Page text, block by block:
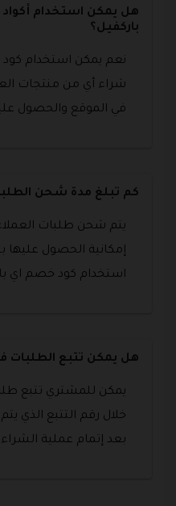
هل يمكن استخدام
باركفيل؟
نعم يمكن استخدام
شراء أي من منتجات
في الموقع والحصول
كم تبلغ مدة شحن
إمكانية الحصول
استخدام كود خصم اي
هل يمكن تتبع الطلبات
يمكن للمشتري تتبع
خلال رقم التتبع الذي
بعد إتمام عملية الشراء.